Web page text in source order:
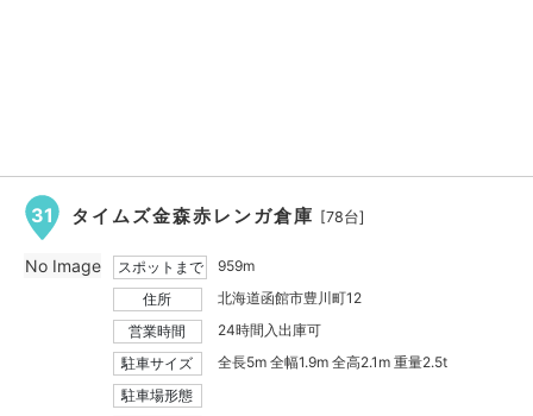
31 タイムズ金森赤レンガ倉庫 [78台]
スポットまで
959m
住所
北海道函館市豊川町12
営業時間
24時間入出庫可
駐車サイズ
全長5m 全幅1.9m 全高2.1m 重量2.5t
駐車場形態
No Image